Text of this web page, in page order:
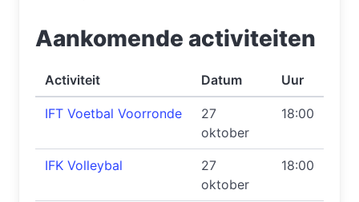
Aankomende activiteiten
Activiteit Datum Uur
IFT Voetbal Voorronde
27
oktober
18:00
IFK Volleybal
27
oktober
18:00